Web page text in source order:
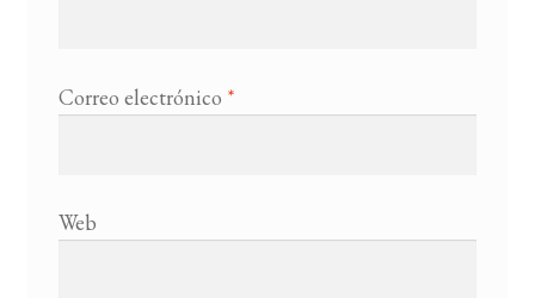
Correo electrónico *
Web